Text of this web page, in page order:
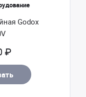
Godox
₽